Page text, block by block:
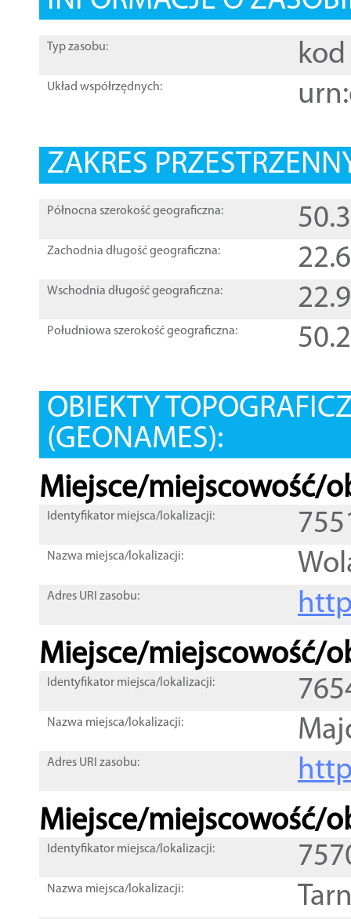
Typ zasobu: kod
Układ współrzędnych:
ZAKRES
Północna szerokość geograficzna:
Zachodnia długość geograficzna:
Wschodnia długość geograficzna:
Południowa szerokość geograficzna:
OBIEKTY
(GEONAMES):
Miejsce/miejscowość/
Identyfikator miejsca/lokalizacji:
Nazwa miejsca/lokalizacji:
Adres URI zasobu:
Miejsce/miejscowość/
Identyfikator miejsca/lokalizacji:
Nazwa miejsca/lokalizacji:
Adres URI zasobu:
Miejsce/miejscowość/
Identyfikator miejsca/lokalizacji:
Nazwa miejsca/lokalizacji: